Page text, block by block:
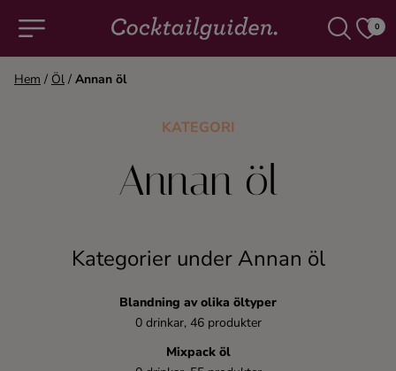
0
Champagne
Hem / Öl / Annan öl
KATEGORI
Annan öl
Kategorier under Annan öl
Blandning av olika öltyper
0 drinkar, 46 produkter
Mixpack öl